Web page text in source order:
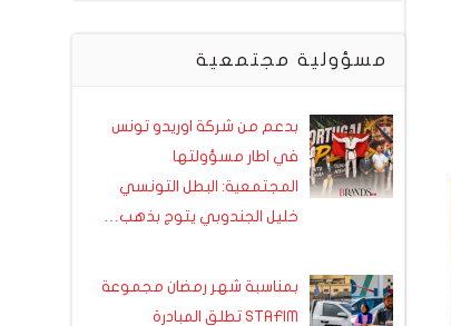
مسؤولية مجتمعية
بدعم من شركة اوريدو تونس
في اطار مسؤولتها
المجتمعية: البطل التونسي
خليل الجندوبي يتوج بذهب…
بمناسبة شهر رمضان مجموعة
STAFIM تطلق المبادرة